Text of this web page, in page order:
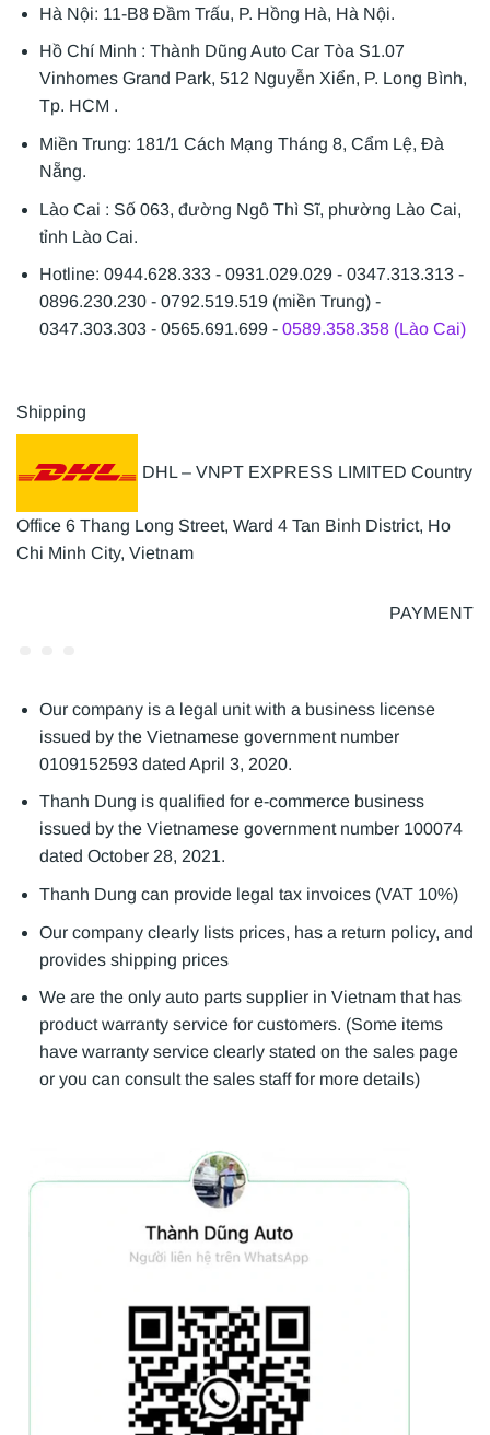
Hà Nội: 11-B8 Đầm Trấu, P. Hồng Hà, Hà Nội.
Hồ Chí Minh : Thành Dũng Auto Car Tòa S1.07
Vinhomes Grand Park, 512 Nguyễn Xiển, P. Long Bình,
Tp. HCM .
Miền Trung: 181/1 Cách Mạng Tháng 8, Cẩm Lệ, Đà
Nẵng.
Lào Cai : Số 063, đường Ngô Thì Sĩ, phường Lào Cai,
tỉnh Lào Cai.
Hotline: 0944.628.333 - 0931.029.029 - 0347.313.313 -
0896.230.230 - 0792.519.519 (miền Trung) -
0347.303.303 - 0565.691.699 - 0589.358.358 (Lào Cai)
Shipping
DHL – VNPT EXPRESS LIMITED Country
Office 6 Thang Long Street, Ward 4 Tan Binh District, Ho
Chi Minh City, Vietnam
PAYMENT
Our company is a legal unit with a business license
issued by the Vietnamese government number
0109152593 dated April 3, 2020.
Thanh Dung is qualified for e-commerce business
issued by the Vietnamese government number 100074
dated October 28, 2021.
Thanh Dung can provide legal tax invoices (VAT 10%)
Our company clearly lists prices, has a return policy, and
provides shipping prices
We are the only auto parts supplier in Vietnam that has
product warranty service for customers. (Some items
have warranty service clearly stated on the sales page
or you can consult the sales staff for more details)